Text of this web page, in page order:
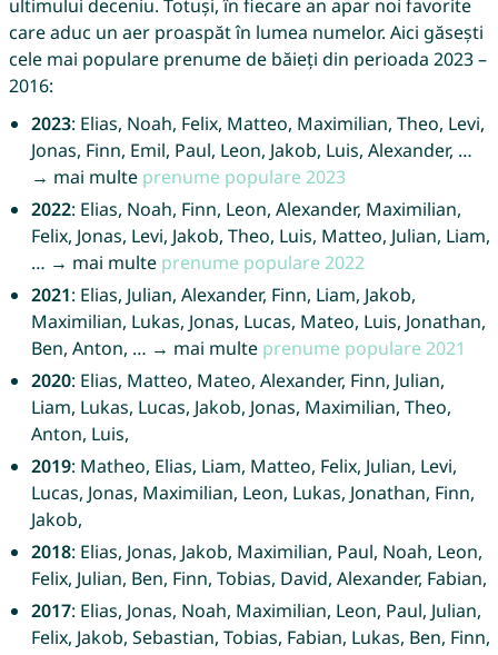
ultimului deceniu. Totuși, în fiecare an apar noi favorite
care aduc un aer proaspăt în lumea numelor. Aici găsești
cele mai populare prenume de băieți din perioada 2023 –
2016:
2023: Elias, Noah, Felix, Matteo, Maximilian, Theo, Levi,
Jonas, Finn, Emil, Paul, Leon, Jakob, Luis, Alexander, …
→ mai multe prenume populare 2023
2022: Elias, Noah, Finn, Leon, Alexander, Maximilian,
Felix, Jonas, Levi, Jakob, Theo, Luis, Matteo, Julian, Liam,
… → mai multe prenume populare 2022
2021: Elias, Julian, Alexander, Finn, Liam, Jakob,
Maximilian, Lukas, Jonas, Lucas, Mateo, Luis, Jonathan,
Ben, Anton, … → mai multe prenume populare 2021
2020: Elias, Matteo, Mateo, Alexander, Finn, Julian,
Liam, Lukas, Lucas, Jakob, Jonas, Maximilian, Theo,
Anton, Luis,
2019: Matheo, Elias, Liam, Matteo, Felix, Julian, Levi,
Lucas, Jonas, Maximilian, Leon, Lukas, Jonathan, Finn,
Jakob,
2018: Elias, Jonas, Jakob, Maximilian, Paul, Noah, Leon,
Felix, Julian, Ben, Finn, Tobias, David, Alexander, Fabian,
2017: Elias, Jonas, Noah, Maximilian, Leon, Paul, Julian,
Felix, Jakob, Sebastian, Tobias, Fabian, Lukas, Ben, Finn,